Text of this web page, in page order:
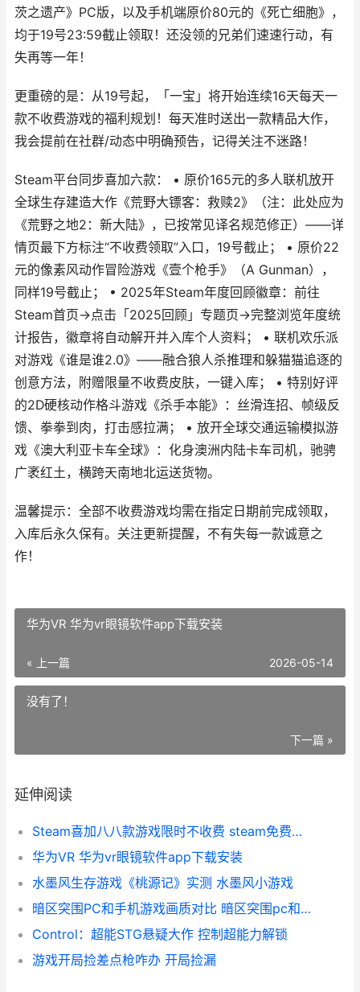
茨之遗产》PC版，以及手机端原价80元的《死亡细胞》，
均于19号23:59截止领取！还没领的兄弟们速速行动，有
失再等一年！
更重磅的是：从19号起，「一宝」将开始连续16天每天一
款不收费游戏的福利规划！每天准时送出一款精品大作，
我会提前在社群/动态中明确预告，记得关注不迷路！
Steam平台同步喜加六款： • 原价165元的多人联机放开
全球生存建造大作《荒野大镖客：救赎2》（注：此处应为
《荒野之地2：新大陆》，已按常见译名规范修正）——详
情页最下方标注“不收费领取”入口，19号截止； • 原价22
元的像素风动作冒险游戏《壹个枪手》（A Gunman），
同样19号截止； • 2025年Steam年度回顾徽章：前往
Steam首页→点击「2025回顾」专题页→完整浏览年度统
计报告，徽章将自动解开并入库个人资料； • 联机欢乐派
对游戏《谁是谁2.0》——融合狼人杀推理和躲猫猫追逐的
创意方法，附赠限量不收费皮肤，一键入库； • 特别好评
的2D硬核动作格斗游戏《杀手本能》：丝滑连招、帧级反
馈、拳拳到肉，打击感拉满； • 放开全球交通运输模拟游
戏《澳大利亚卡车全球》：化身澳洲内陆卡车司机，驰骋
广袤红土，横跨天南地北运送货物。
温馨提示：全部不收费游戏均需在指定日期前完成领取，
入库后永久保有。关注更新提醒，不有失每一款诚意之
作！
华为VR 华为vr眼镜软件app下载安装
« 上一篇 2026-05-14
没有了！
下一篇 »
延伸阅读
Steam喜加八八款游戏限时不收费 steam免费喜加一持续更新
华为VR 华为vr眼镜软件app下载安装
水墨风生存游戏《桃源记》实测 水墨风小游戏
暗区突围PC和手机游戏画质对比 暗区突围pc和手机怎么绑定在一起
Control：超能STG悬疑大作 控制超能力解锁
游戏开局捡差点枪咋办 开局捡漏